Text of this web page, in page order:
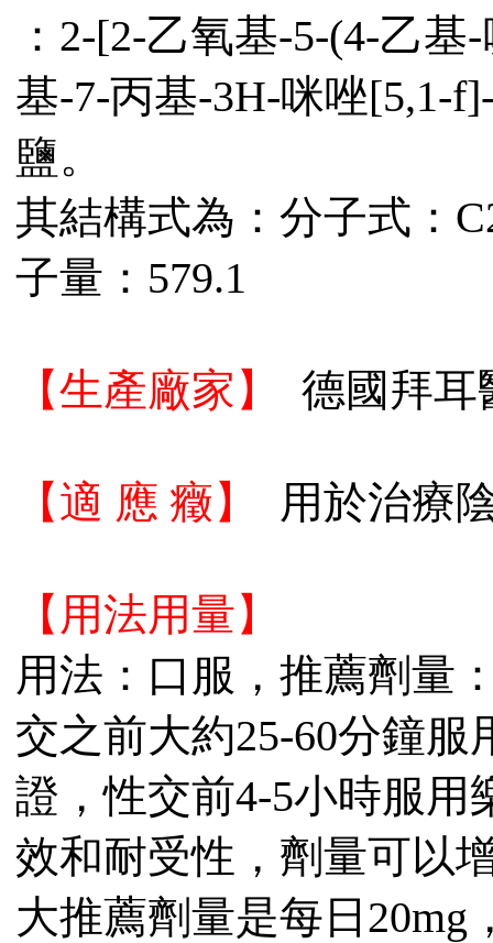
：2-[2-乙氧基-5-(4-乙
基-7-丙基-3H-咪唑[5,1-
鹽。
其結構式為：分子式：
子量：579.1
【生產廠家】 德國拜耳
【適 應 癥】 用於治療
【用法用量】
用法：口服，推薦劑量
交之前大約25-60分鐘
證，性交前4-5小時服
效和耐受性，劑量可以
大推薦劑量是每日